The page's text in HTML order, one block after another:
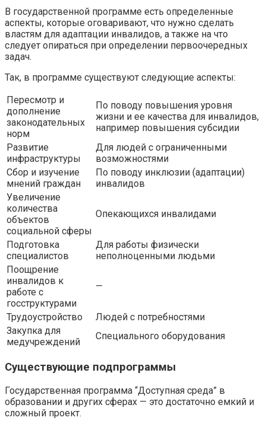
В государственной программе есть определенные
аспекты, которые оговаривают, что нужно сделать
властям для адаптации инвалидов, а также на что
следует опираться при определении первоочередных
задач.
Так, в программе существуют следующие аспекты:
Пересмотр и
дополнение
законодательных
норм
По поводу повышения уровня
жизни и ее качества для инвалидов,
например повышения субсидии
Развитие
инфраструктуры
Для людей с ограниченными
возможностями
Сбор и изучение
мнений граждан
По поводу инклюзии (адаптации)
инвалидов
Увеличение
количества
объектов
социальной сферы
Опекающихся инвалидами
Подготовка
специалистов
Для работы физически
неполноценными людьми
Поощрение
инвалидов к
работе с
госструктурами
—
Трудоустройство
Людей с потребностями
Закупка для
медучреждений
Специального оборудования
Существующие подпрограммы
Государственная программа “Доступная среда” в
образовании и других сферах — это достаточно емкий и
сложный проект.